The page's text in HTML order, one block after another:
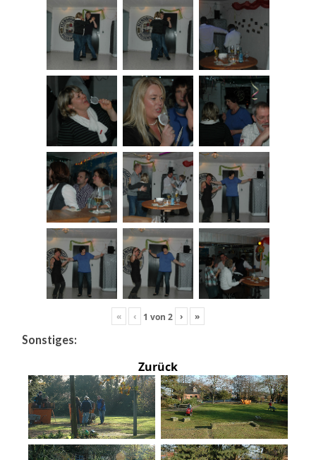
« ‹ 1 von 2 › »
Sonstiges:
Zurück